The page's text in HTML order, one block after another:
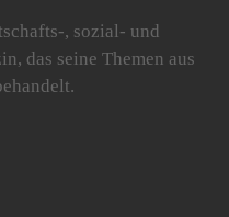
, sozial- und
das seine Themen aus